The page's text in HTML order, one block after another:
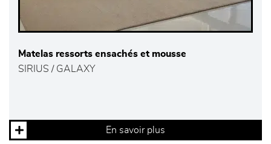
Matelas ressorts ensachés et mousse
SIRIUS / GALAXY
En savoir plus